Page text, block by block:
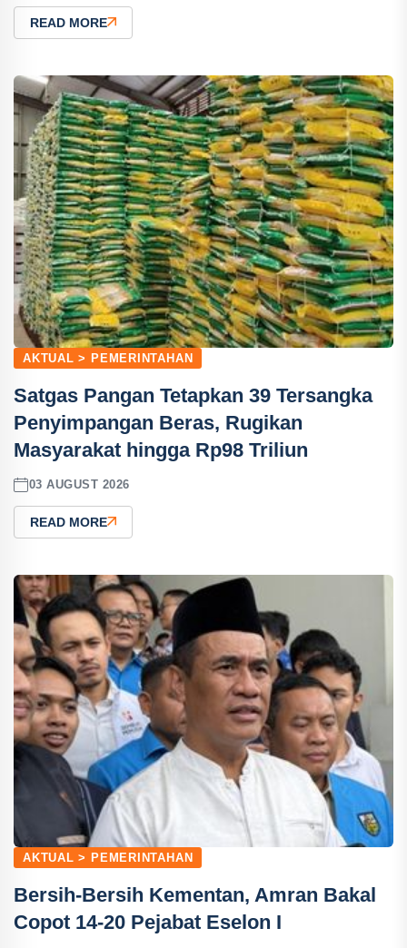
READ MORE
AKTUAL > PEMERINTAHAN
Satgas Pangan Tetapkan 39 Tersangka
Penyimpangan Beras, Rugikan
Masyarakat hingga Rp98 Triliun
03 AUGUST 2026
READ MORE
AKTUAL > PEMERINTAHAN
Bersih-Bersih Kementan, Amran Bakal
Copot 14-20 Pejabat Eselon I